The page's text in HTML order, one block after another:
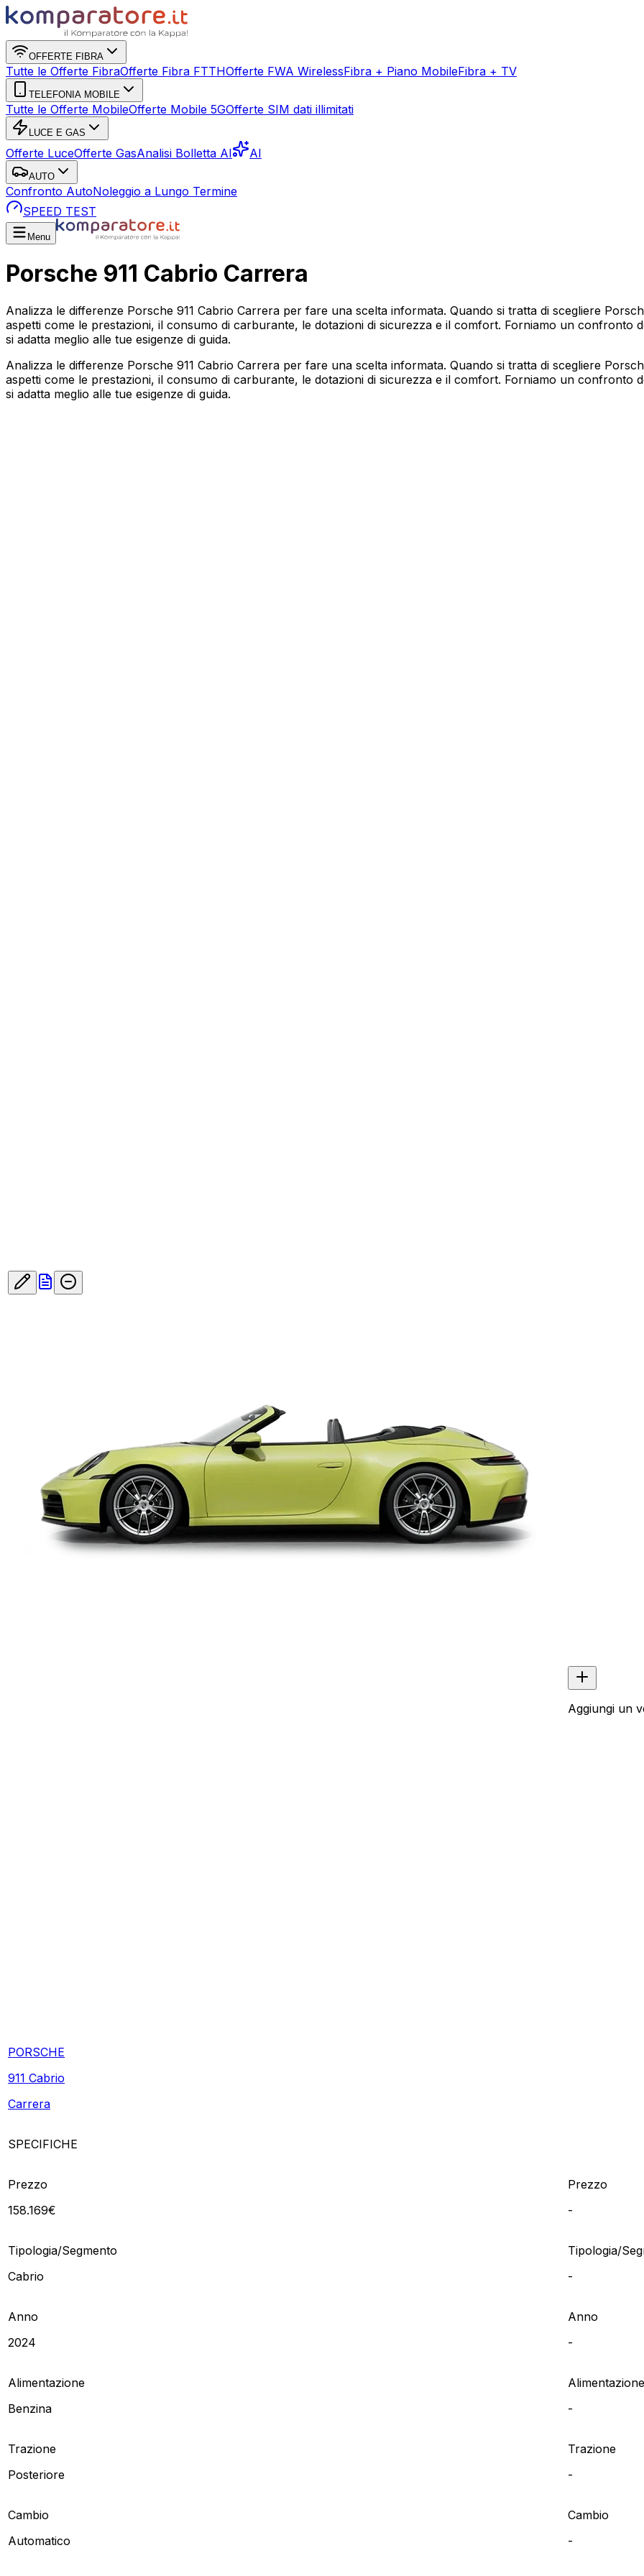
OFFERTE FIBRA
Tutte le Offerte FibraOfferte Fibra FTTHOfferte FWA WirelessFibra + Piano MobileFibra + TV
TELEFONIA MOBILE
Tutte le Offerte MobileOfferte Mobile 5GOfferte SIM dati illimitati
LUCE E GAS
Offerte LuceOfferte GasAnalisi Bolletta AI AI
AUTO
Confronto AutoNoleggio a Lungo Termine
SPEED TEST
Menu
Porsche 911 Cabrio Carrera
Analizza le differenze Porsche 911 Cabrio Carrera per fare una scelta informata. Quando si tratta di scegliere
aspetti come le prestazioni, il consumo di carburante, le dotazioni di sicurezza e il comfort. Forniamo un confronto
si adatta meglio alle tue esigenze di guida.
Analizza le differenze Porsche 911 Cabrio Carrera per fare una scelta informata. Quando si tratta di scegliere
aspetti come le prestazioni, il consumo di carburante, le dotazioni di sicurezza e il comfort. Forniamo un confronto
si adatta meglio alle tue esigenze di guida.
PORSCHE
911 Cabrio
Carrera
Aggiungi un
SPECIFICHE
Prezzo
158.169€
Prezzo
-
Tipologia/Segmento
Cabrio
Tipologia/
-
Anno
2024
Anno
-
Alimentazione
Benzina
Alimentazione
-
Trazione
Posteriore
Trazione
-
Cambio
Automatico
Cambio
-